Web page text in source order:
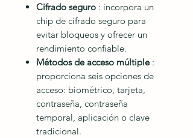
Cifrado seguro : incorpora un
chip de cifrado seguro para
evitar bloqueos y ofrecer un
rendimiento confiable.
Métodos de acceso múltiple:
proporciona seis opciones de
acceso: biométrico, tarjeta,
contraseña, contraseña
temporal, aplicación o clave
tradicional.